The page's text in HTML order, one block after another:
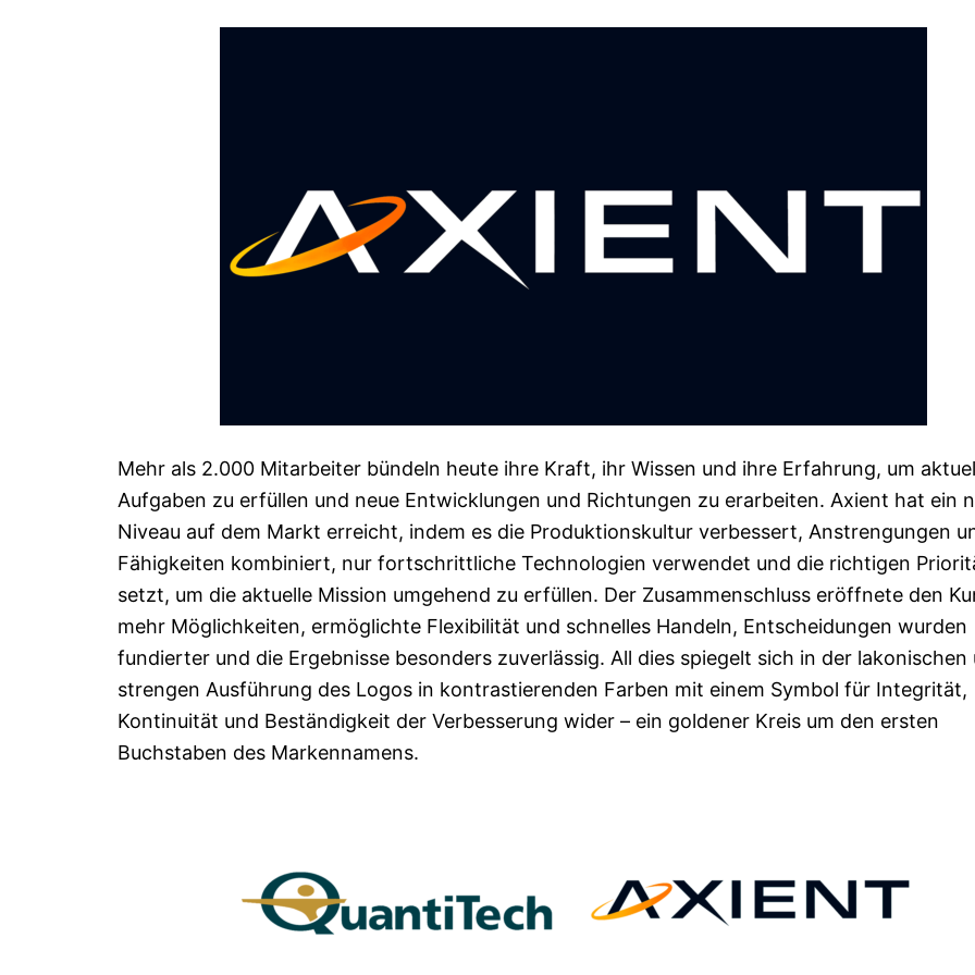
Mehr als 2.000 Mitarbeiter bündeln heute ihre Kraft, ihr Wissen und ihre Erfahrung, um
Aufgaben zu erfüllen und neue Entwicklungen und Richtungen zu erarbeiten. Axient hat ein
Niveau auf dem Markt erreicht, indem es die Produktionskultur verbessert, Anstrengungen
Fähigkeiten kombiniert, nur fortschrittliche Technologien verwendet und die richtigen
setzt, um die aktuelle Mission umgehend zu erfüllen. Der Zusammenschluss eröffnete den
mehr Möglichkeiten, ermöglichte Flexibilität und schnelles Handeln, Entscheidungen wurden
fundierter und die Ergebnisse besonders zuverlässig. All dies spiegelt sich in der lakonischen
strengen Ausführung des Logos in kontrastierenden Farben mit einem Symbol für Integrität,
Kontinuität und Beständigkeit der Verbesserung wider – ein goldener Kreis um den ersten
Buchstaben des Markennamens.